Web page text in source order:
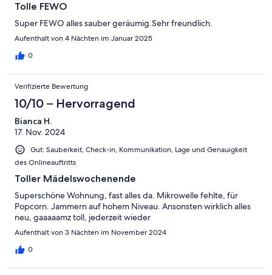
Tolle FEWO
Super FEWO alles sauber geräumig.Sehr freundlich.
Aufenthalt von 4 Nächten im Januar 2025
0
Verifizierte Bewertung
10/10 – Hervorragend
Bianca H.
17. Nov. 2024
Gut: Sauberkeit, Check-in, Kommunikation, Lage und Genauigkeit
des Onlineauftritts
Toller Mädelswochenende
Superschöne Wohnung, fast alles da. Mikrowelle fehlte, für
Popcorn. Jammern auf hohem Niveau. Ansonsten wirklich alles
neu, gaaaaamz toll, jederzeit wieder
Aufenthalt von 3 Nächten im November 2024
0